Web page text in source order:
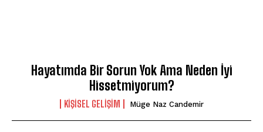
Hayatımda Bir Sorun Yok Ama Neden İyi
Hissetmiyorum?
KIŞISEL GELIŞIM Müge Naz Candemir